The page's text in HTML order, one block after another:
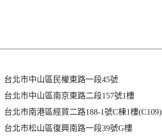
台北市中山區民權東路一段45號
台北市中山區南京東路二段157號1樓
台北市南港區經貿二路188-1號C棟1樓(C109)
台北市松山區復興南路一段39號G樓